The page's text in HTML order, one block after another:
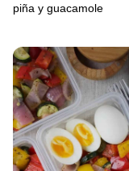
piña y guacamole